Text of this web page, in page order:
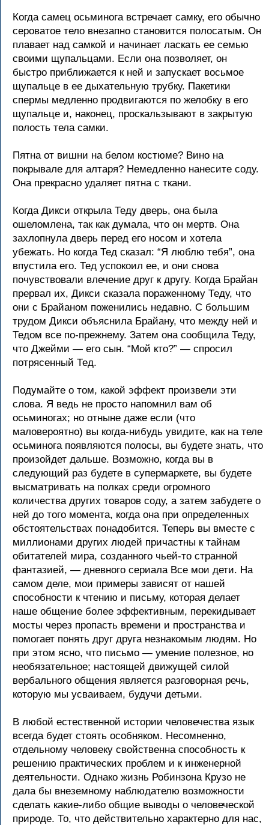
Когда самец осьминога встречает самку, его обычно
сероватое тело внезапно становится полосатым. Он
плавает над самкой и начинает ласкать ее семью
своими щупальцами. Если она позволяет, он
быстро приближается к ней и запускает восьмое
щупальце в ее дыхательную трубку. Пакетики
спермы медленно продвигаются по желобку в его
щупальце и, наконец, проскальзывают в закрытую
полость тела самки.
Пятна от вишни на белом костюме? Вино на
покрывале для алтаря? Немедленно нанесите соду.
Она прекрасно удаляет пятна с ткани.
Когда Дикси открыла Теду дверь, она была
ошеломлена, так как думала, что он мертв. Она
захлопнула дверь перед его носом и хотела
убежать. Но когда Тед сказал: “Я люблю тебя”, она
впустила его. Тед успокоил ее, и они снова
почувствовали влечение друг к другу. Когда Брайан
прервал их, Дикси сказала пораженному Теду, что
они с Брайаном поженились недавно. С большим
трудом Дикси объяснила Брайану, что между ней и
Тедом все по-прежнему. Затем она сообщила Теду,
что Джейми — его сын. “Мой кто?” — спросил
потрясенный Тед.
Подумайте о том, какой эффект произвели эти
слова. Я ведь не просто напомнил вам об
осьминогах; но отныне даже если (что
маловероятно) вы когда-нибудь увидите, как на теле
осьминога появляются полосы, вы будете знать, что
произойдет дальше. Возможно, когда вы в
следующий раз будете в супермаркете, вы будете
высматривать на полках среди огромного
количества других товаров соду, а затем забудете о
ней до того момента, когда она при определенных
обстоятельствах понадобится. Теперь вы вместе с
миллионами других людей причастны к тайнам
обитателей мира, созданного чьей-то странной
фантазией, — дневного сериала Все мои дети. На
самом деле, мои примеры зависят от нашей
способности к чтению и письму, которая делает
наше общение более эффективным, перекидывает
мосты через пропасть времени и пространства и
помогает понять друг друга незнакомым людям. Но
при этом ясно, что письмо — умение полезное, но
необязательное; настоящей движущей силой
вербального общения является разговорная речь,
которую мы усваиваем, будучи детьми.
В любой естественной истории человечества язык
всегда будет стоять особняком. Несомненно,
отдельному человеку свойственна способность к
решению практических проблем и к инженерной
деятельности. Однако жизнь Робинзона Крузо не
дала бы внеземному наблюдателю возможности
сделать какие-либо общие выводы о человеческой
природе. То, что действительно характерно для нас,